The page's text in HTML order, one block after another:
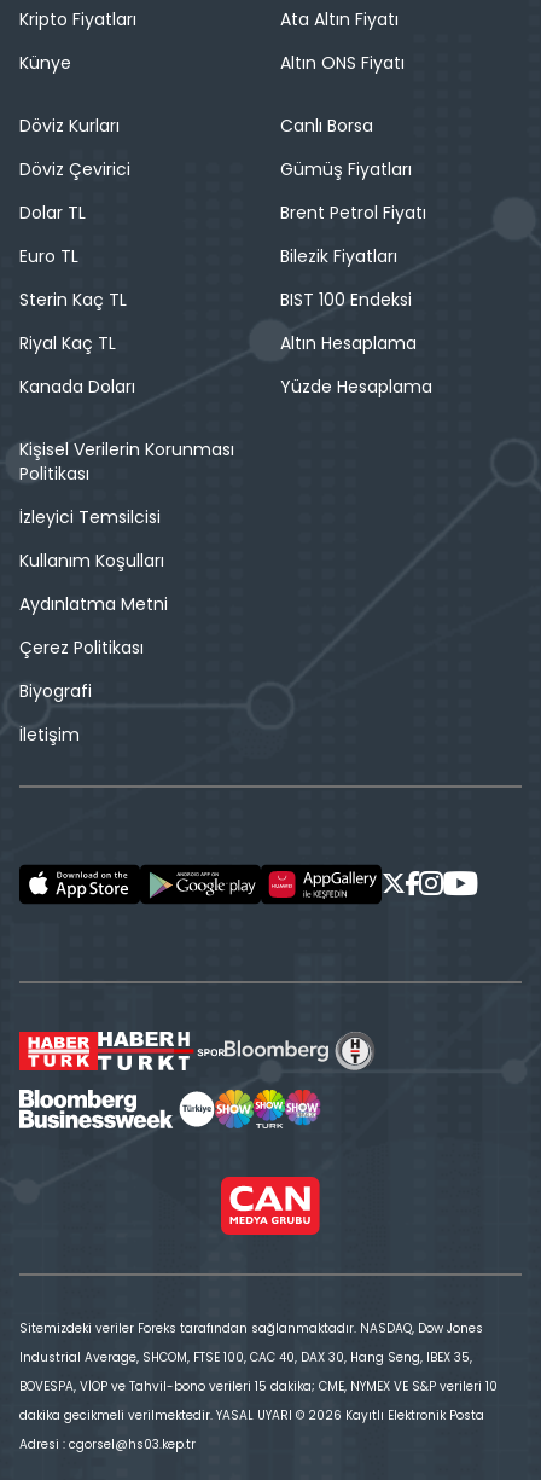
Kripto Fiyatları
Künye
Ata Altın Fiyatı
Altın ONS Fiyatı
Döviz Kurları
Döviz Çevirici
Dolar TL
Euro TL
Sterin Kaç TL
Riyal Kaç TL
Kanada Doları
Canlı Borsa
Gümüş Fiyatları
Brent Petrol Fiyatı
Bilezik Fiyatları
BIST 100 Endeksi
Altın Hesaplama
Yüzde Hesaplama
Kişisel Verilerin Korunması
Politikası
İzleyici Temsilcisi
Kullanım Koşulları
Aydınlatma Metni
Çerez Politikası
Biyografi
İletişim
Sitemizdeki veriler Foreks tarafından sağlanmaktadır. NASDAQ, Dow Jones
Industrial Average, SHCOM, FTSE 100, CAC 40, DAX 30, Hang Seng, IBEX 35,
BOVESPA, VİOP ve Tahvil-bono verileri 15 dakika; CME, NYMEX VE S&P verileri 10
dakika gecikmeli verilmektedir. YASAL UYARI © 2026 Kayıtlı Elektronik Posta
Adresi : cgorsel@hs03.kep.tr